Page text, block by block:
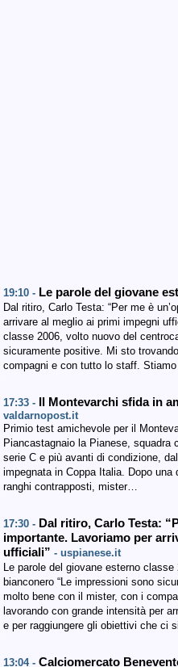
19:10 - Le parole del giovane
Dal ritiro, Carlo Testa: “Per me è
arrivare al meglio ai primi impegni
classe 2006, volto nuovo del
sicuramente positive. Mi sto
compagni e con tutto lo staff.
17:33 - Il Montevarchi sfida in
valdarnopost.it
Primio test amichevole per il
Piancastagnaio la Pianese, squadra
serie C e più avanti di condizione,
impegnata in Coppa Italia. Dopo
ranghi contrapposti, mister…
17:30 - Dal ritiro, Carlo Testa:
importante. Lavoriamo per
ufficiali” - uspianese.it
Le parole del giovane esterno
bianconero “Le impressioni sono
molto bene con il mister, con i
lavorando con grande intensità per
e per raggiungere gli obiettivi che ci
13:04 - Calciomercato